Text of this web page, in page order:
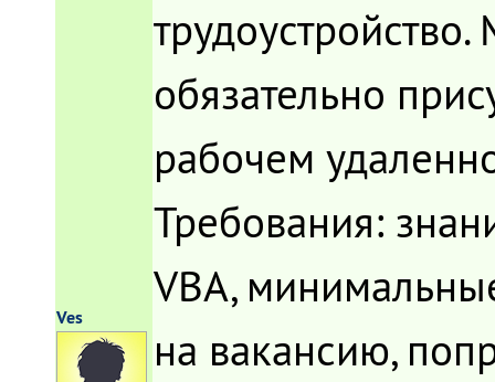
Ves
обязательно
рабочем
Требования:
VBA,
на вакансию,